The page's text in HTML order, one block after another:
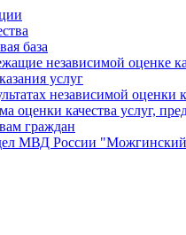
база
независимой оценке
услуг
независимой оценки
оценки качества услуг,
граждан
МВД России